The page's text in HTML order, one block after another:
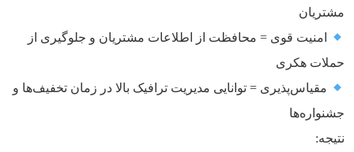
مشتریان
امنیت قوی = محافظت از اطلاعات مشتریان و جلوگیری از
حملات هکری
مقیاس‌پذیری = توانایی مدیریت ترافیک بالا در زمان تخفیف‌ها و
جشنواره‌ها
نتیجه: